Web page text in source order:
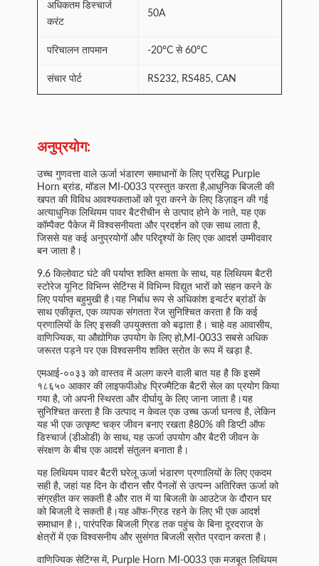
अधिकतम डिस्चार्ज
करंट
50A
परिचालन तापमान -20°C से 60°C
संचार पोर्ट RS232, RS485, CAN
अनुप्रयोग:
उच्च गुणवत्ता वाले ऊर्जा भंडारण समाधानों के लिए प्रसिद्ध Purple
Horn ब्रांड, मॉडल MI-0033 प्रस्तुत करता है,आधुनिक बिजली की
खपत की विविध आवश्यकताओं को पूरा करने के लिए डिज़ाइन की गई
अत्याधुनिक लिथियम पावर बैटरीचीन से उत्पाद होने के नाते, यह एक
कॉम्पैक्ट पैकेज में विश्वसनीयता और प्रदर्शन को एक साथ लाता है,
जिससे यह कई अनुप्रयोगों और परिदृश्यों के लिए एक आदर्श उम्मीदवार
बन जाता है।
9.6 किलोवाट घंटे की पर्याप्त शक्ति क्षमता के साथ, यह लिथियम बैटरी
स्टोरेज यूनिट विभिन्न सेटिंग्स में विभिन्न विद्युत भारों को सहन करने के
लिए पर्याप्त बहुमुखी है।यह निर्बाध रूप से अधिकांश इन्वर्टर ब्रांडों के
साथ एकीकृत, एक व्यापक संगतता रेंज सुनिश्चित करता है कि कई
प्रणालियों के लिए इसकी उपयुक्तता को बढ़ाता है। चाहे वह आवासीय,
वाणिज्यिक, या औद्योगिक उपयोग के लिए हो,MI-0033 सबसे अधिक
जरूरत पड़ने पर एक विश्वसनीय शक्ति स्रोत के रूप में खड़ा है.
एमआई-००३३ को वास्तव में अलग करने वाली बात यह है कि इसमें
१८६५० आकार की लाइफपीओ४ प्रिज्मैटिक बैटरी सेल का प्रयोग किया
गया है, जो अपनी स्थिरता और दीर्घायु के लिए जाना जाता है।यह
सुनिश्चित करता है कि उत्पाद न केवल एक उच्च ऊर्जा घनत्व है, लेकिन
यह भी एक उत्कृष्ट चक्र जीवन बनाए रखता है80% की डिप्टी ऑफ
डिस्चार्ज (डीओडी) के साथ, यह ऊर्जा उपयोग और बैटरी जीवन के
संरक्षण के बीच एक आदर्श संतुलन बनाता है।
यह लिथियम पावर बैटरी घरेलू ऊर्जा भंडारण प्रणालियों के लिए एकदम
सही है, जहां यह दिन के दौरान सौर पैनलों से उत्पन्न अतिरिक्त ऊर्जा को
संग्रहीत कर सकती है और रात में या बिजली के आउटेज के दौरान घर
को बिजली दे सकती है।यह ऑफ-ग्रिड रहने के लिए भी एक आदर्श
समाधान है।, पारंपरिक बिजली ग्रिड तक पहुंच के बिना दूरदराज के
क्षेत्रों में एक विश्वसनीय और सुसंगत बिजली स्रोत प्रदान करता है।
वाणिज्यिक सेटिंग्स में, Purple Horn MI-0033 एक मजबूत लिथियम